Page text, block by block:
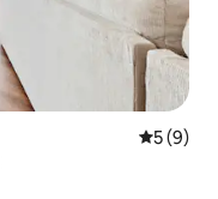
55 (9)